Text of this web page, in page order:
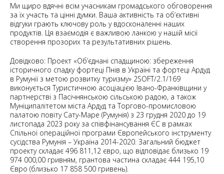
Ми щиро вдячні всім учасникам громадського обговорення
за їх участь та цінні думки. Ваша активність та об’єктивні
відгуки грають ключову роль у вдосконаленні наших
продуктів. Ця взаємодія є важливою ланкою у нашій місії
створення прозорих та результативних рішень.
Довідково: Проект «Об’єднані спадщиною: збереження
історичного спадку фортеці Пнів в Україні та фортеці Ардуд
в Румунії з метою розвитку туризму» 2SOFT/2.1/169
виконується Туристичною асоціацією Івано-Франківщини у
партнерстві з Пасічнянською сільською радою, а також
Муніципалітетом міста Ардуд та Торгово-промисловою
палатою повіту Сату-Маре (Румунія) з 23 грудня 2020 до 19
листопада 2023 року за співфінансування ЄС в рамках
Спільної операційної програми Європейського інструменту
сусідства Румунія – Україна 2014-2020. Загальний бюджет
проекту складає 496 811,12 євро, що відповідає близько 19
974 000,00 гривням, грантова частина складає 444 195,10
Євро (близько 17 858 500 гривень).